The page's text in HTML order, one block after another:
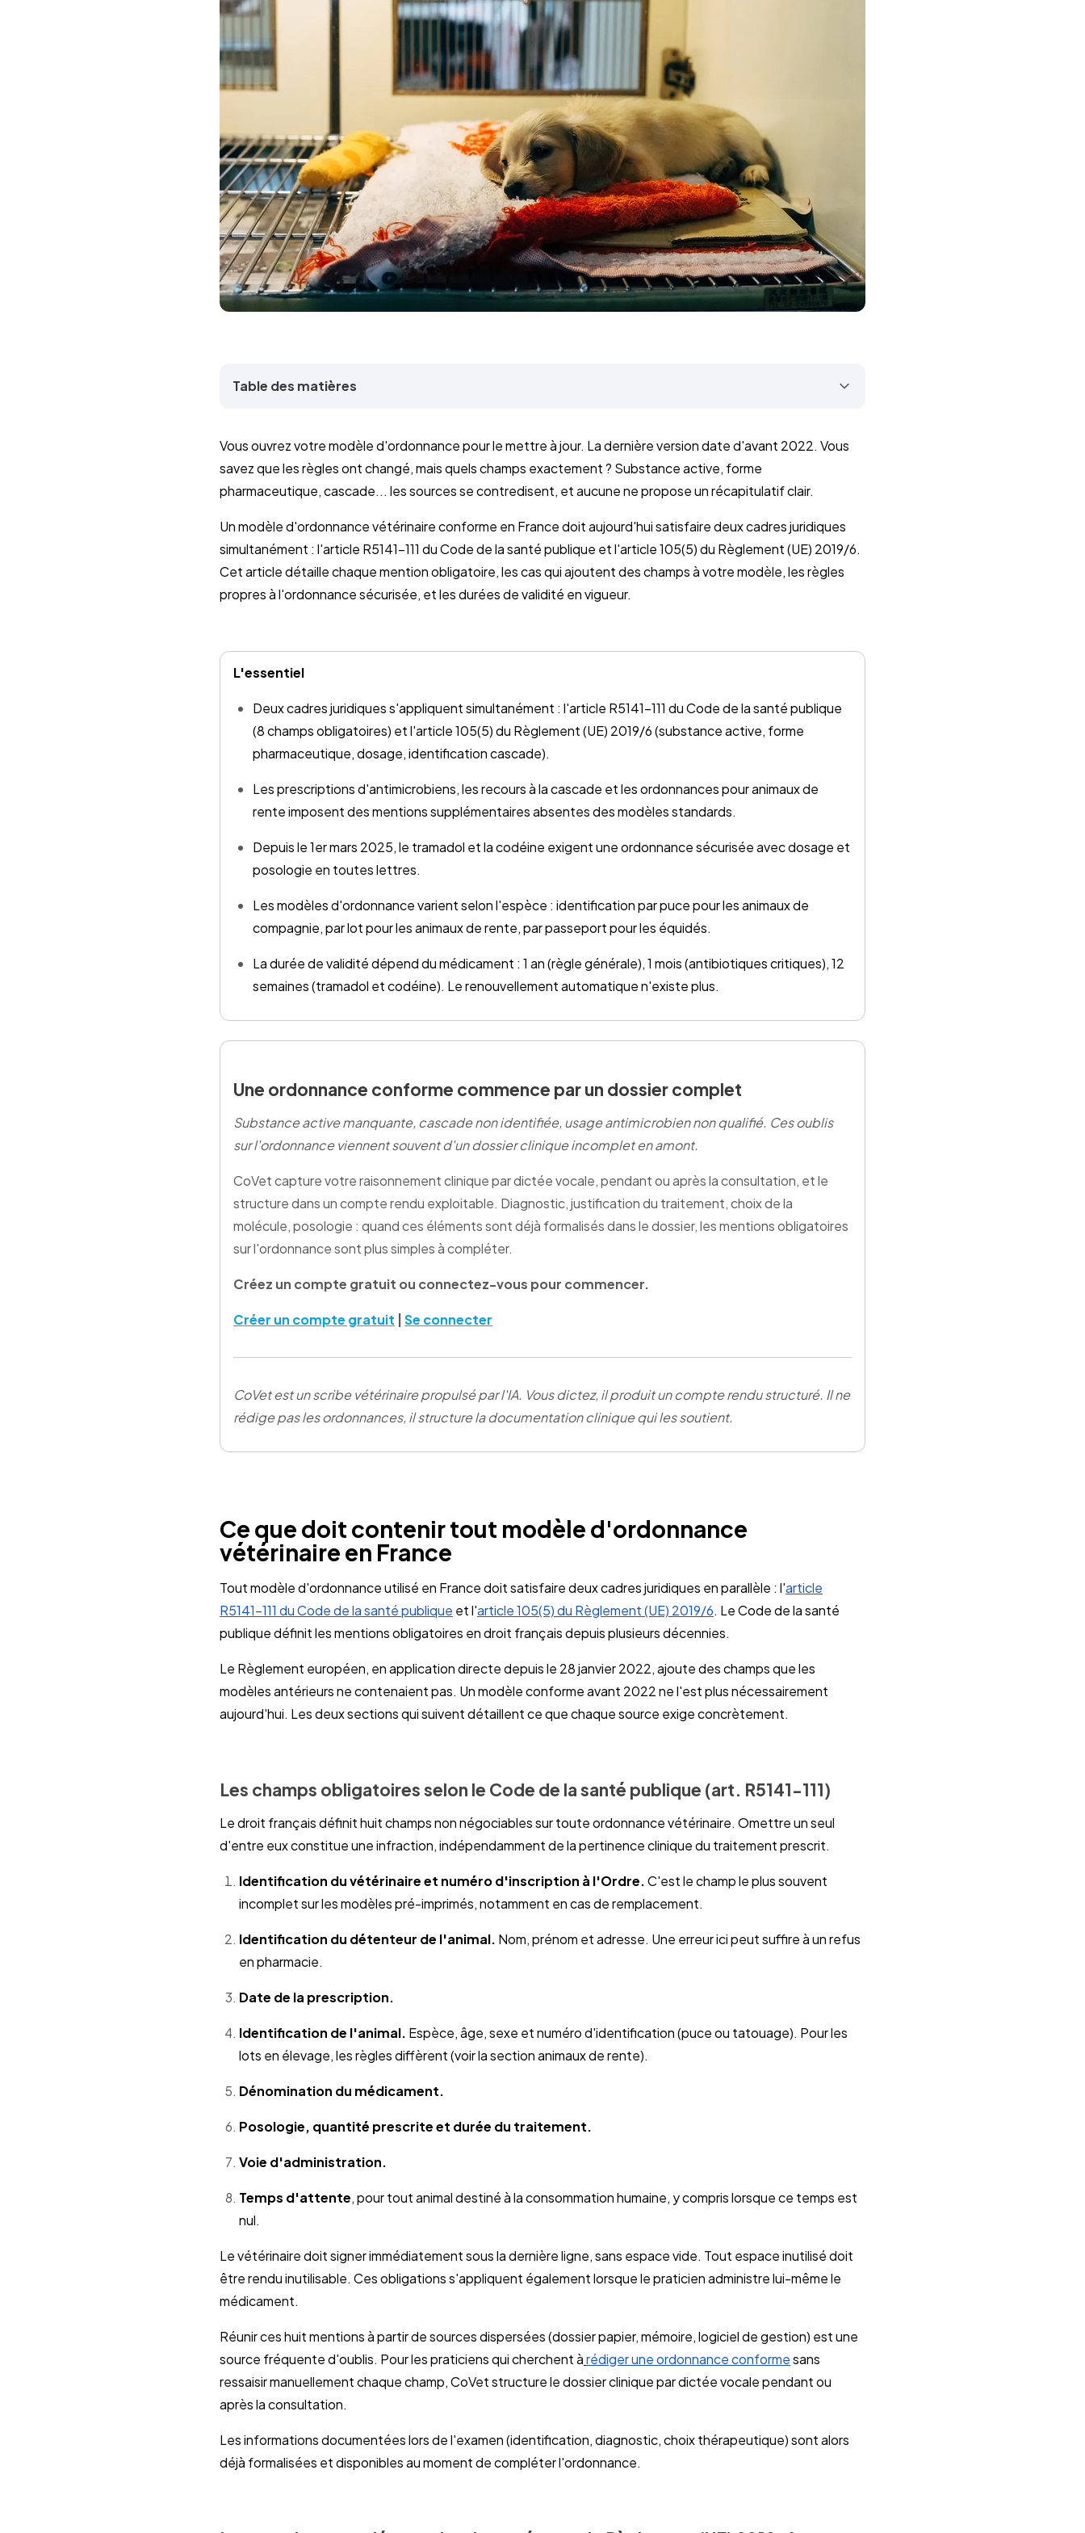
Table des matières
Vous ouvrez votre modèle d'ordonnance pour le mettre à jour. La dernière version date d'avant 2022. Vous
savez que les règles ont changé, mais quels champs exactement ? Substance active, forme
pharmaceutique, cascade... les sources se contredisent, et aucune ne propose un récapitulatif clair.
Un modèle d'ordonnance vétérinaire conforme en France doit aujourd'hui satisfaire deux cadres juridiques
simultanément : l'article R5141-111 du Code de la santé publique et l'article 105(5) du Règlement (UE) 2019/6.
Cet article détaille chaque mention obligatoire, les cas qui ajoutent des champs à votre modèle, les règles
propres à l'ordonnance sécurisée, et les durées de validité en vigueur.
L'essentiel
Deux cadres juridiques s'appliquent simultanément : l'article R5141-111 du Code de la santé publique
(8 champs obligatoires) et l'article 105(5) du Règlement (UE) 2019/6 (substance active, forme
pharmaceutique, dosage, identification cascade).
Les prescriptions d'antimicrobiens, les recours à la cascade et les ordonnances pour animaux de
rente imposent des mentions supplémentaires absentes des modèles standards.
Depuis le 1er mars 2025, le tramadol et la codéine exigent une ordonnance sécurisée avec dosage et
posologie en toutes lettres.
Les modèles d'ordonnance varient selon l'espèce : identification par puce pour les animaux de
compagnie, par lot pour les animaux de rente, par passeport pour les équidés.
La durée de validité dépend du médicament : 1 an (règle générale), 1 mois (antibiotiques critiques), 12
semaines (tramadol et codéine). Le renouvellement automatique n'existe plus.
Une ordonnance conforme commence par un dossier complet
Substance active manquante, cascade non identifiée, usage antimicrobien non qualifié. Ces oublis
sur l'ordonnance viennent souvent d'un dossier clinique incomplet en amont.
CoVet capture votre raisonnement clinique par dictée vocale, pendant ou après la consultation, et le
structure dans un compte rendu exploitable. Diagnostic, justification du traitement, choix de la
molécule, posologie : quand ces éléments sont déjà formalisés dans le dossier, les mentions obligatoires
sur l'ordonnance sont plus simples à compléter.
Créez un compte gratuit ou connectez-vous pour commencer.
Créer un compte gratuit |Se connecter
CoVet est un scribe vétérinaire propulsé par l'IA. Vous dictez, il produit un compte rendu structuré. Il ne
rédige pas les ordonnances, il structure la documentation clinique qui les soutient.
Ce que doit contenir tout modèle d'ordonnance
vétérinaire en France
Tout modèle d'ordonnance utilisé en France doit satisfaire deux cadres juridiques en parallèle : l'article
R5141-111 du Code de la santé publique et l'article 105(5) du Règlement (UE) 2019/6. Le Code de la santé
publique définit les mentions obligatoires en droit français depuis plusieurs décennies.
Le Règlement européen, en application directe depuis le 28 janvier 2022, ajoute des champs que les
modèles antérieurs ne contenaient pas. Un modèle conforme avant 2022 ne l'est plus nécessairement
aujourd'hui. Les deux sections qui suivent détaillent ce que chaque source exige concrètement.
Les champs obligatoires selon le Code de la santé publique (art. R5141-111)
Le droit français définit huit champs non négociables sur toute ordonnance vétérinaire. Omettre un seul
d'entre eux constitue une infraction, indépendamment de la pertinence clinique du traitement prescrit.
Identification du vétérinaire et numéro d'inscription à l'Ordre.C'est le champ le plus souvent
incomplet sur les modèles pré-imprimés, notamment en cas de remplacement.
Identification du détenteur de l'animal. Nom, prénom et adresse. Une erreur ici peut suffire à un refus
en pharmacie.
Date de la prescription.
Identification de l'animal. Espèce, âge, sexe et numéro d'identification (puce ou tatouage). Pour les
lots en élevage, les règles diffèrent (voir la section animaux de rente).
Dénomination du médicament.
Posologie, quantité prescrite et durée du traitement.
Voie d'administration.
Temps d'attente, pour tout animal destiné à la consommation humaine, y compris lorsque ce temps est
nul.
Le vétérinaire doit signer immédiatement sous la dernière ligne, sans espace vide. Tout espace inutilisé doit
être rendu inutilisable. Ces obligations s'appliquent également lorsque le praticien administre lui-même le
médicament.
Réunir ces huit mentions à partir de sources dispersées (dossier papier, mémoire, logiciel de gestion) est une
source fréquente d'oublis. Pour les praticiens qui cherchent àrédiger une ordonnance conformesans
ressaisir manuellement chaque champ, CoVet structure le dossier clinique par dictée vocale pendant ou
après la consultation.
Les informations documentées lors de l'examen (identification, diagnostic, choix thérapeutique) sont alors
déjà formalisées et disponibles au moment de compléter l'ordonnance.